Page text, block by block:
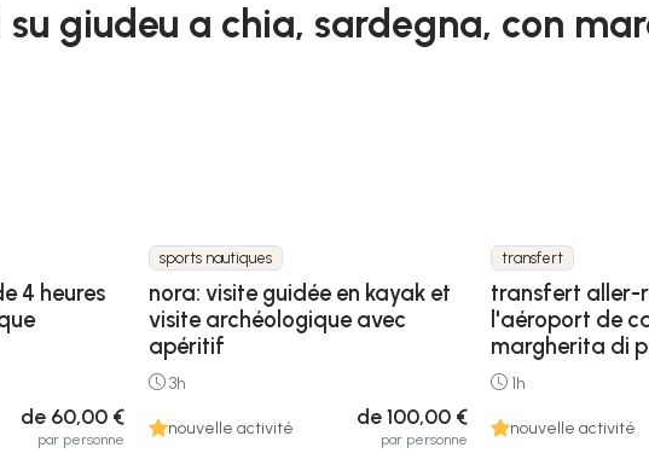
giudeu a chia, sardegna, con
4 heures
de 60,00 €
par personne
sports nautiques
nora: visite guidée en kayak et
visite archéologique avec
apéritif
3h
nouvelle activité de 100,00 €
par personne
transfert
transfert aller-
l'aéroport de
margherita di
1h
nouvelle activité